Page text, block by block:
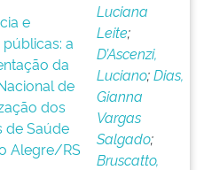
e
a
da
de
dos
de Saúde
Alegre/RS
Luciana
Leite;
D’Ascenzi,
Luciano;Dias,
Gianna
Vargas
Salgado;
Bruscatto,